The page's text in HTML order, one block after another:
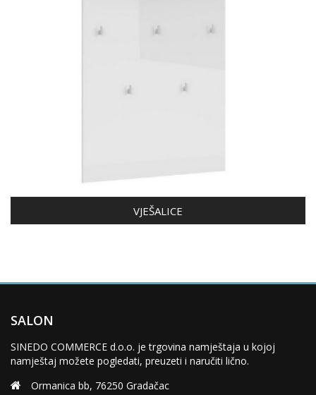
VJEŠALICE
SALON
SINEDO COMMERCE d.o.o. je trgovina namještaja u kojoj
namještaj možete pogledati, preuzeti i naručiti lično.
Ormanica bb, 76250 Gradačac